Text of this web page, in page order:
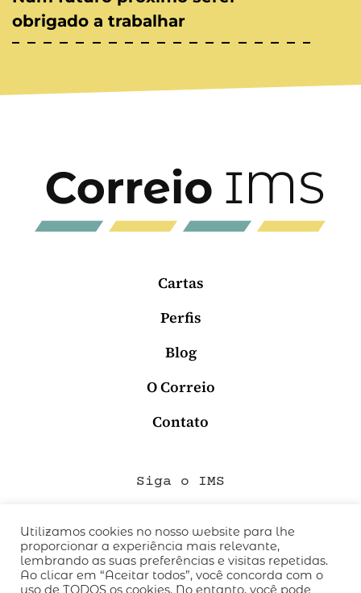
obrigado a trabalhar
Cartas
Perfis
Blog
O Correio
Contato
Siga o IMS
QUEM SOMOS
CÓDIGO DE CONDUTA
Utilizamos cookies no nosso website para lhe
proporcionar a experiência mais relevante,
lembrando as suas preferências e visitas repetidas.
Ao clicar em “Aceitar todos”, você concorda com o
uso de TODOS os cookies. No entanto, você pode